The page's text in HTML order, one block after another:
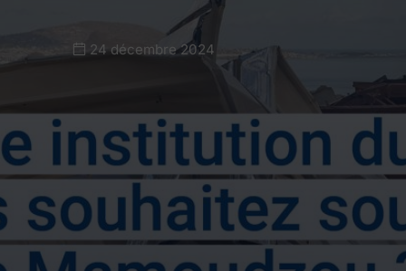
24 décembre 2024